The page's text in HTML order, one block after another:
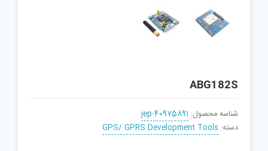
ABG182S
شناسه محصول: jep-40975891
دسته: GPS/ GPRS Development Tools